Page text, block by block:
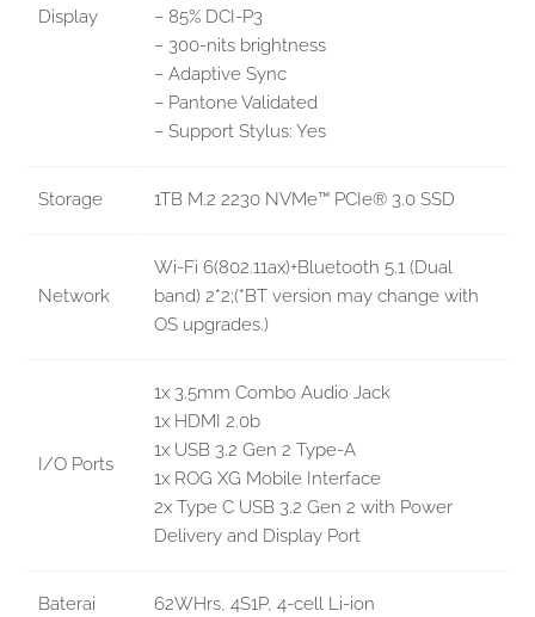
Display
– 85% DCI-P3
– 300-nits brightness
– Adaptive Sync
– Pantone Validated
– Support Stylus: Yes
Storage 1TB M.2 2230 NVMe™ PCIe® 3.0 SSD
Network
Wi-Fi 6(802.11ax)+Bluetooth 5.1 (Dual
band) 2*2;(*BT version may change with
OS upgrades.)
I/O Ports
1x 3.5mm Combo Audio Jack
1x HDMI 2.0b
1x USB 3.2 Gen 2 Type-A
1x ROG XG Mobile Interface
2x Type C USB 3.2 Gen 2 with Power
Delivery and Display Port
Baterai 62WHrs, 4S1P, 4-cell Li-ion